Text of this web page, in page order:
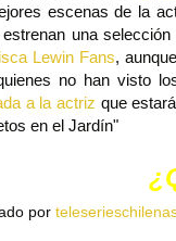
escenas de la
una
Lewin Fans,
no han visto
a la actriz que
en el Jardín"
por